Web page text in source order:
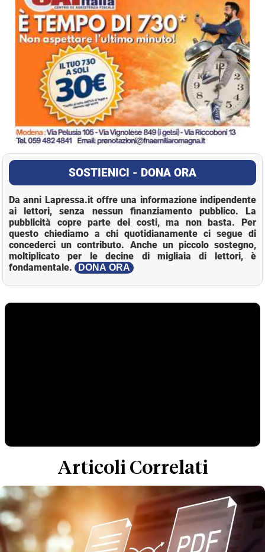
SOSTIENICI - DONA ORA
Da anni Lapressa.it offre una informazione indipendente
ai lettori, senza nessun finanziamento pubblico. La
pubblicità copre parte dei costi, ma non basta. Per
questo chiediamo a chi quotidianamente ci segue di
concederci un contributo. Anche un piccolo sostegno,
moltiplicato per le decine di migliaia di lettori, è
fondamentale.
DONA ORA
Articoli Correlati